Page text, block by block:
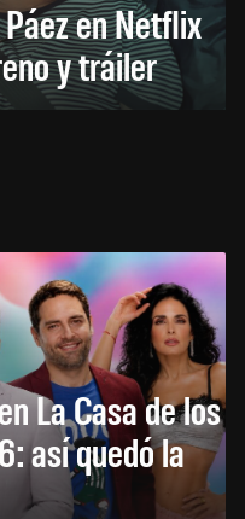
en Netflix
y tráiler
La Casa de los
así quedó la